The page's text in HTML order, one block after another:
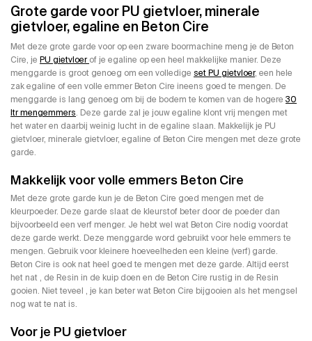
Grote garde voor PU gietvloer, minerale
gietvloer, egaline en Beton Cire
Met deze grote garde voor op een zware boormachine meng je de Beton
Cire, je PU gietvloerof je egaline op een heel makkelijke manier. Deze
menggarde is groot genoeg om een volledige set PU gietvloer, een hele
zak egaline of een volle emmer Beton Cire ineens goed te mengen. De
menggarde is lang genoeg om bij de bodem te komen van de hogere 30
ltr mengemmers. Deze garde zal je jouw egaline klont vrij mengen met
het water en daarbij weinig lucht in de egaline slaan. Makkelijk je PU
gietvloer, minerale gietvloer, egaline of Beton Cire mengen met deze grote
garde.
Makkelijk voor volle emmers Beton Cire
Met deze grote garde kun je de Beton Cire goed mengen met de
kleurpoeder. Deze garde slaat de kleurstof beter door de poeder dan
bijvoorbeeld een verf menger. Je hebt wel wat Beton Cire nodig voordat
deze garde werkt. Deze menggarde word gebruikt voor hele emmers te
mengen. Gebruik voor kleinere hoeveelheden een kleine (verf) garde.
Beton Cire is ook nat heel goed te mengen met deze garde. Altijd eerst
het nat , de Resin in de kuip doen en de Beton Cire rustig in de Resin
gooien. Niet teveel , je kan beter wat Beton Cire bijgooien als het mengsel
nog wat te nat is.
Voor je PU gietvloer